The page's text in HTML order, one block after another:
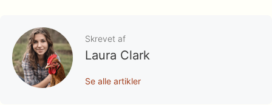
Skrevet af
Laura Clark
Se alle artikler